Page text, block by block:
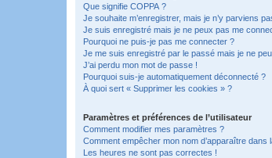
Que signifie COPPA ?
Je souhaite m’enregistrer, mais je n’y parviens
Je suis enregistré mais je ne peux pas me
Pourquoi ne puis-je pas me connecter ?
Je me suis enregistré par le passé mais je ne
J’ai perdu mon mot de passe !
Pourquoi suis-je automatiquement déconnecté ?
À quoi sert « Supprimer les cookies » ?
Paramètres et préférences de l’utilisateur
Comment modifier mes paramètres ?
Comment empêcher mon nom d’apparaître
Les heures ne sont pas correctes !